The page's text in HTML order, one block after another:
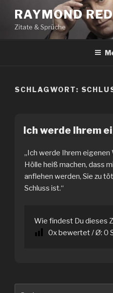
Inhalt
springen
RAYMOND
Zitate & Sprüche
SCHLAGWORT:
Ich werde Ihrem
„Ich werde Ihrem eigenen
Hölle heiß machen, dass
anflehen werden, Sie zu
Schluss ist.“
Wie findest Du dieses
0x bewertet / Ø: 0